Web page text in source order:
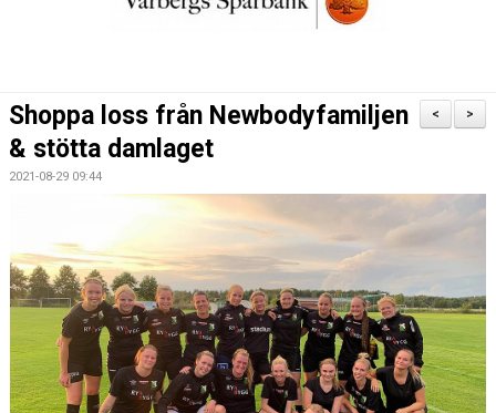
GÄSTBOK
BILDGALLERI
KONTAKT
MATCHER
MATCHREFERAT A-LAGET
>
<
Shoppa loss från Newbodyfamiljen
& stötta damlaget
2021-08-29 09:44